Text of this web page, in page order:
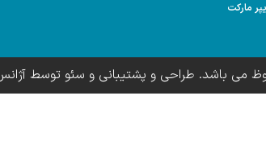
مارکت
می باشد. طراحی و پشتیبانی و سئو توسط